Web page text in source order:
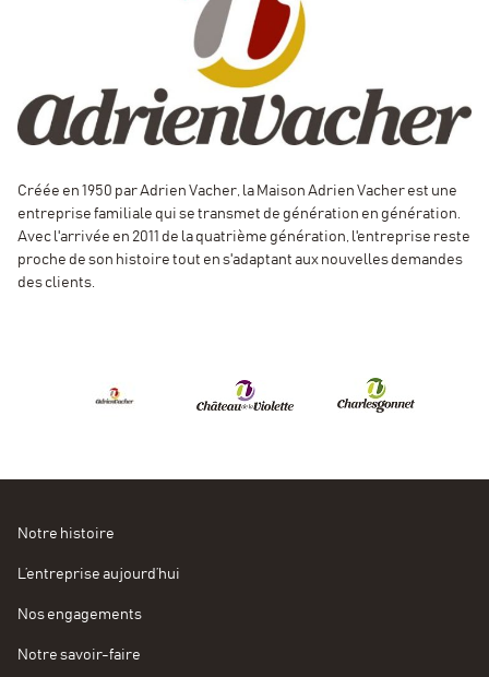
Reflets violets typiques de la Mondeuse pour ce vin aux
nuances de mûre et de cassis.
Créée en 1950 par Adrien Vacher, la Maison Adrien Vacher est une
entreprise familiale qui se transmet de génération en génération.
Avec l'arrivée en 2011 de la quatrième génération, l'entreprise reste
proche de son histoire tout en s'adaptant aux nouvelles demandes
des clients.
Notre histoire
L’entreprise aujourd’hui
Nos engagements
Notre savoir-faire